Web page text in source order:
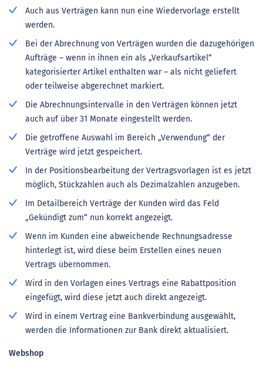
Auch aus Verträgen kann nun eine Wiedervorlage erstellt
werden.
Bei der Abrechnung von Verträgen wurden die dazugehörigen
Aufträge – wenn in ihnen ein als „Verkaufsartikel“
kategorisierter Artikel enthalten war – als nicht geliefert
oder teilweise abgerechnet markiert.
Die Abrechnungsintervalle in den Verträgen können jetzt
auch auf über 31 Monate eingestellt werden.
Die getroffene Auswahl im Bereich „Verwendung“ der
Verträge wird jetzt gespeichert.
In der Positionsbearbeitung der Vertragsvorlagen ist es jetzt
möglich, Stückzahlen auch als Dezimalzahlen anzugeben.
Im Detailbereich Verträge der Kunden wird das Feld
„Gekündigt zum“ nun korrekt angezeigt.
Wenn im Kunden eine abweichende Rechnungsadresse
hinterlegt ist, wird diese beim Erstellen eines neuen
Vertrags übernommen.
Wird in den Vorlagen eines Vertrags eine Rabattposition
eingefügt, wird diese jetzt auch direkt angezeigt.
Wird in einem Vertrag eine Bankverbindung ausgewählt,
werden die Informationen zur Bank direkt aktualisiert.
Webshop